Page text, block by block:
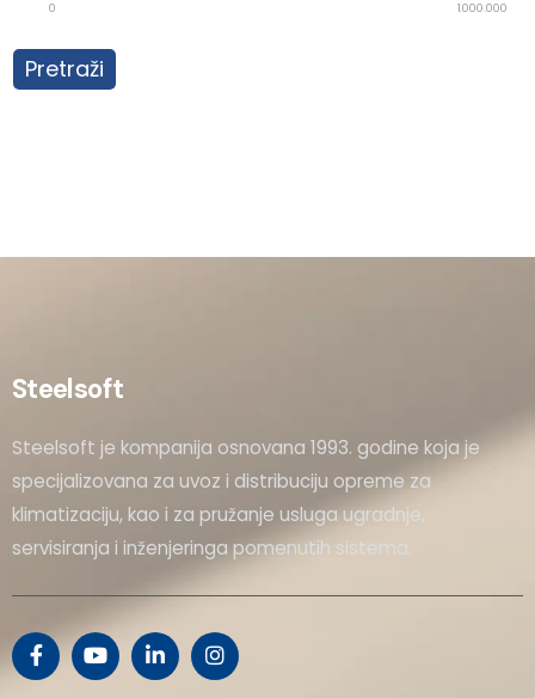
0 1.000.000
Pretraži
Steelsoft
Steelsoft je kompanija osnovana 1993. godine koja je
specijalizovana za uvoz i distribuciju opreme za
klimatizaciju, kao i za pružanje usluga ugradnje,
servisiranja i inženjeringa pomenutih sistema.